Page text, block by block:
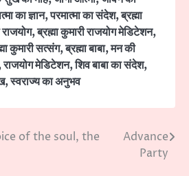
का ज्ञान,परमात्मा का संदेश,ब्रह्मा
राजयोग,ब्रह्मा कुमारी राजयोग मेडिटेशन,
कुमारी सत्संग,ब्रह्मा बाबा,मन की
राजयोग मेडिटेशन,शिव बाबा का संदेश,
,स्वराज्य का अनुभव
of the soul, the
Advance
Party